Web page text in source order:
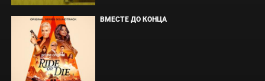
ВМЕСТЕ ДО КОНЦА